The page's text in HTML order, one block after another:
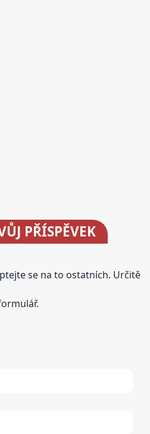
PŘÍSPĚVEK
se na to ostatních. Určitě